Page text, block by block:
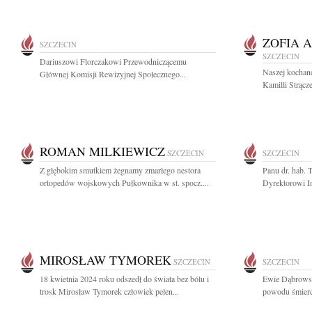
SZCZECIN
Dariuszowi Florczakowi Przewodniczącemu
Głównej Komisji Rewizyjnej Społecznego...
ZOFIA
SZCZECIN
Naszej
Kamilli
ROMAN MILKIEWICZ SZCZECIN
Z głębokim smutkiem żegnamy zmarłego nestora
ortopedów wojskowych Pułkownika w st. spocz....
SZCZECIN
Panu dr. hab.
Dyrektorowi
MIROSŁAW TYMOREK SZCZECIN
18 kwietnia 2024 roku odszedł do świata bez bólu i
trosk Mirosław Tymorek człowiek pełen...
SZCZECIN
Ewie
powodu